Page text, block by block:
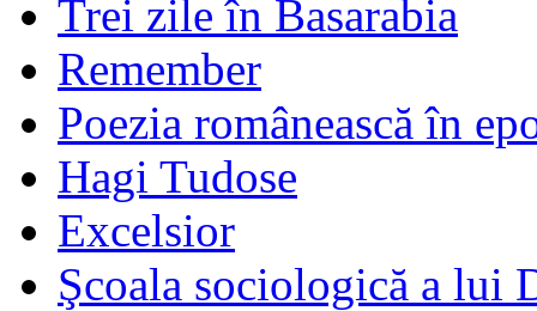
Trei zile în Basarabia
Remember
Poezia românească în
Hagi Tudose
Excelsior
Şcoala sociologică a lui